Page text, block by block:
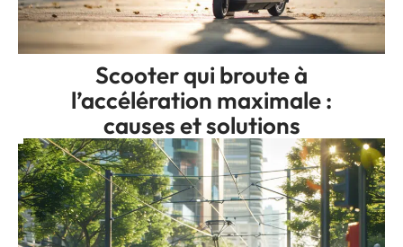
Scooter qui broute à
l’accélération maximale :
causes et solutions